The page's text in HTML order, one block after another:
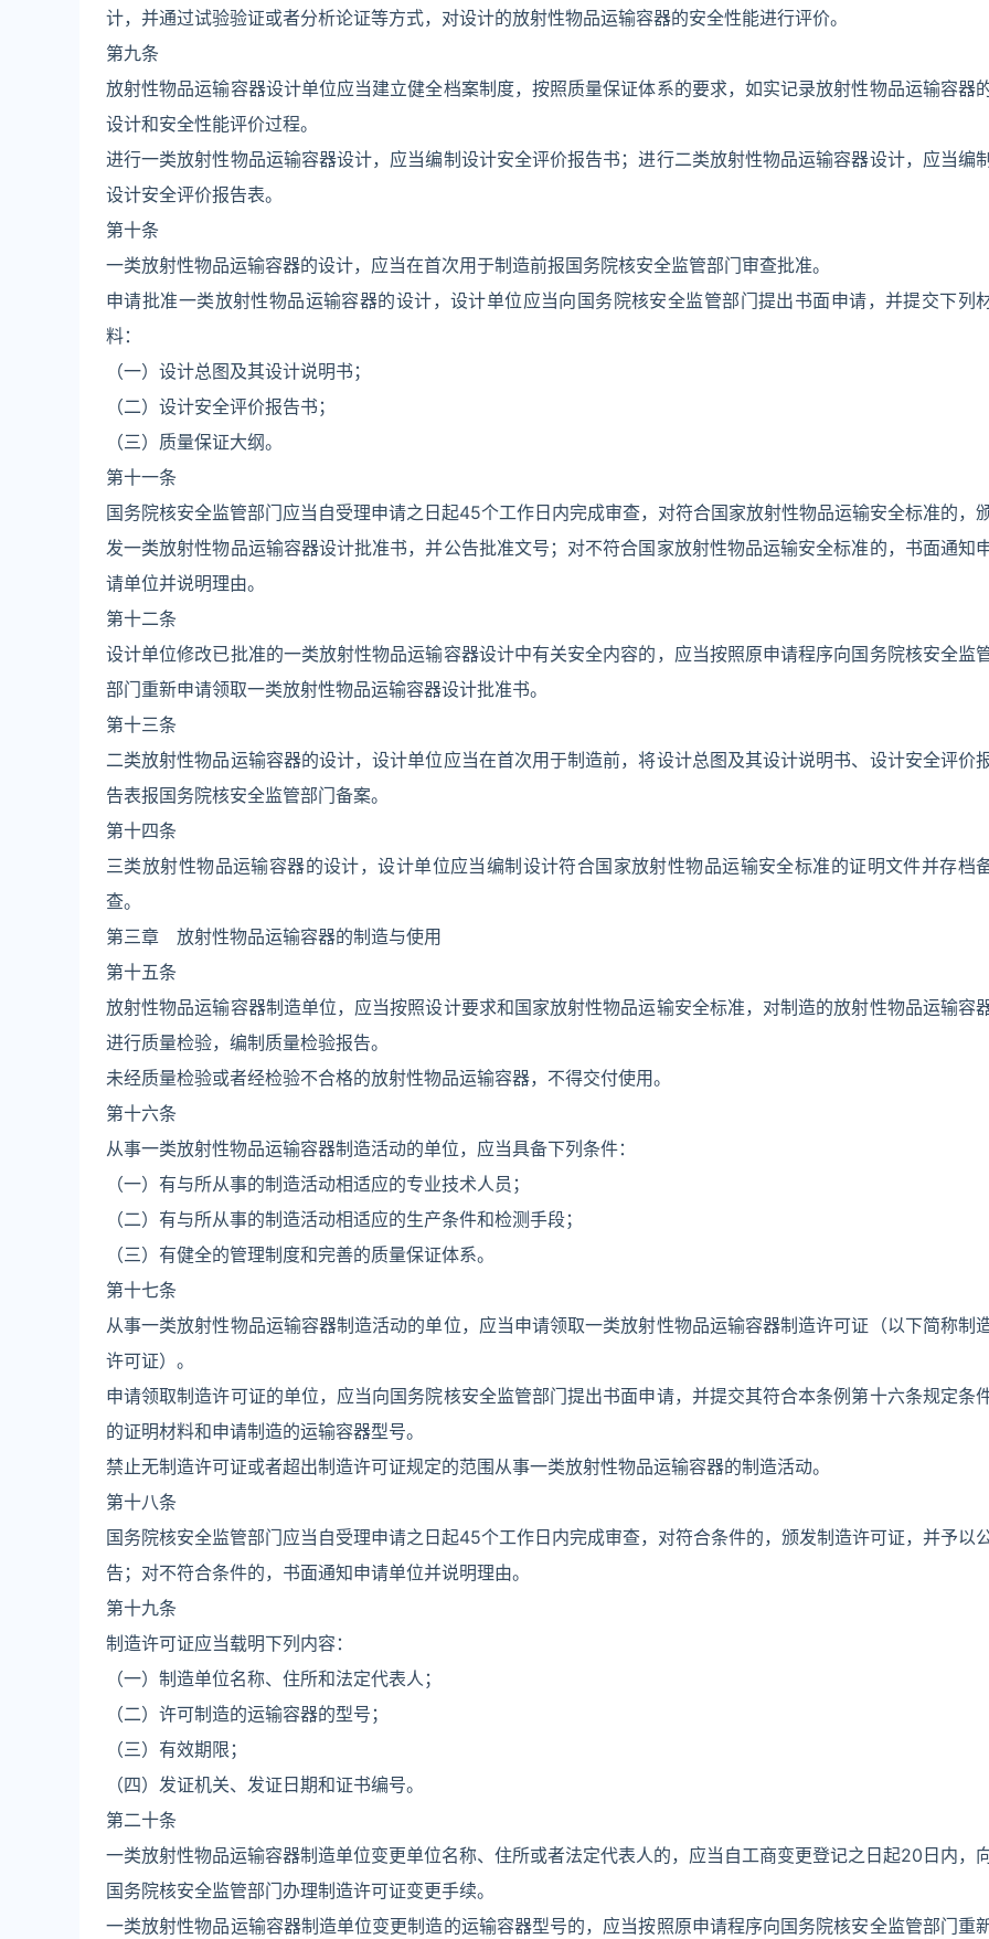
计，并通过试验验证或者分析论证等方式，对设计的放射性物品运输容器的安全性能进行评价。
第九条
放射性物品运输容器设计单位应当建立健全档案制度，按照质量保证体系的要求，如实记录放射性物品运输容器
设计和安全性能评价过程。
进行一类放射性物品运输容器设计，应当编制设计安全评价报告书；进行二类放射性物品运输容器设计，应当编制
设计安全评价报告表。
第十条
一类放射性物品运输容器的设计，应当在首次用于制造前报国务院核安全监管部门审查批准。
申请批准一类放射性物品运输容器的设计，设计单位应当向国务院核安全监管部门提出书面申请，并提交下列
料：
（一）设计总图及其设计说明书；
（二）设计安全评价报告书；
（三）质量保证大纲。
第十一条
国务院核安全监管部门应当自受理申请之日起45个工作日内完成审查，对符合国家放射性物品运输安全标准的，
发一类放射性物品运输容器设计批准书，并公告批准文号；对不符合国家放射性物品运输安全标准的，书面通知
请单位并说明理由。
第十二条
设计单位修改已批准的一类放射性物品运输容器设计中有关安全内容的，应当按照原申请程序向国务院核安全监
部门重新申请领取一类放射性物品运输容器设计批准书。
第十三条
二类放射性物品运输容器的设计，设计单位应当在首次用于制造前，将设计总图及其设计说明书、设计安全评价
告表报国务院核安全监管部门备案。
第十四条
三类放射性物品运输容器的设计，设计单位应当编制设计符合国家放射性物品运输安全标准的证明文件并存档
查。
第三章 放射性物品运输容器的制造与使用
第十五条
放射性物品运输容器制造单位，应当按照设计要求和国家放射性物品运输安全标准，对制造的放射性物品运输容
进行质量检验，编制质量检验报告。
未经质量检验或者经检验不合格的放射性物品运输容器，不得交付使用。
第十六条
从事一类放射性物品运输容器制造活动的单位，应当具备下列条件：
（一）有与所从事的制造活动相适应的专业技术人员；
（二）有与所从事的制造活动相适应的生产条件和检测手段；
（三）有健全的管理制度和完善的质量保证体系。
第十七条
从事一类放射性物品运输容器制造活动的单位，应当申请领取一类放射性物品运输容器制造许可证（以下简称制
许可证）。
申请领取制造许可证的单位，应当向国务院核安全监管部门提出书面申请，并提交其符合本条例第十六条规定条
的证明材料和申请制造的运输容器型号。
禁止无制造许可证或者超出制造许可证规定的范围从事一类放射性物品运输容器的制造活动。
第十八条
国务院核安全监管部门应当自受理申请之日起45个工作日内完成审查，对符合条件的，颁发制造许可证，并予以
告；对不符合条件的，书面通知申请单位并说明理由。
第十九条
制造许可证应当载明下列内容：
（一）制造单位名称、住所和法定代表人；
（二）许可制造的运输容器的型号；
（三）有效期限；
（四）发证机关、发证日期和证书编号。
第二十条
一类放射性物品运输容器制造单位变更单位名称、住所或者法定代表人的，应当自工商变更登记之日起20日内，
国务院核安全监管部门办理制造许可证变更手续。
一类放射性物品运输容器制造单位变更制造的运输容器型号的，应当按照原申请程序向国务院核安全监管部门重